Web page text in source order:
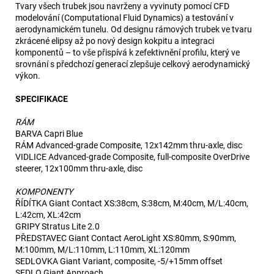
Tvary všech trubek jsou navrženy a vyvinuty pomocí CFD
modelování (Computational Fluid Dynamics) a testování v
aerodynamickém tunelu. Od designu rámových trubek ve tvaru
zkrácené elipsy až po nový design kokpitu a integraci
komponentů – to vše přispívá k zefektivnění profilu, který ve
srovnání s předchozí generací zlepšuje celkový aerodynamický
výkon.
SPECIFIKACE
RÁM
BARVA Capri Blue
RÁM Advanced-grade Composite, 12x142mm thru-axle, disc
VIDLICE Advanced-grade Composite, full-composite OverDrive
steerer, 12x100mm thru-axle, disc
KOMPONENTY
ŘÍDÍTKA Giant Contact XS:38cm, S:38cm, M:40cm, M/L:40cm,
L:42cm, XL:42cm
GRIPY Stratus Lite 2.0
PŘEDSTAVEC Giant Contact AeroLight XS:80mm, S:90mm,
M:100mm, M/L:110mm, L:110mm, XL:120mm
SEDLOVKA Giant Variant, composite, -5/+15mm offset